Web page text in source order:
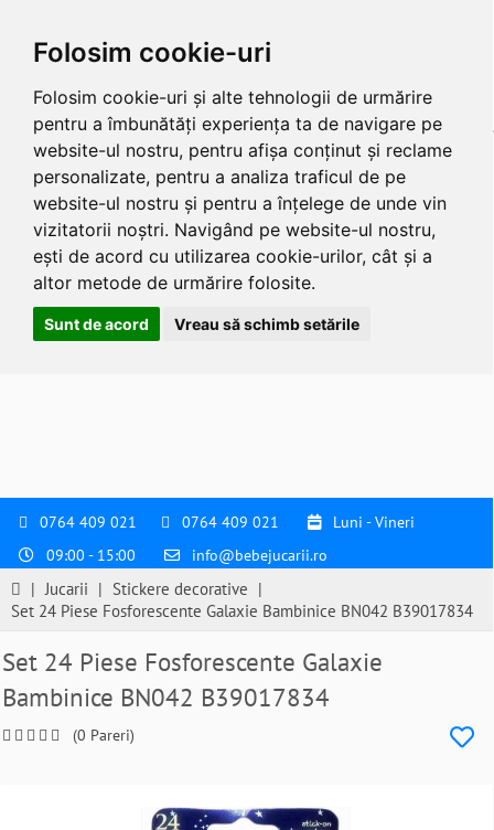
Folosim cookie-uri
Folosim cookie-uri și alte tehnologii de urmărire
pentru a îmbunătăți experiența ta de navigare pe
website-ul nostru, pentru afișa conținut și reclame
personalizate, pentru a analiza traficul de pe
website-ul nostru și pentru a înțelege de unde vin
vizitatorii noștri. Navigând pe website-ul nostru,
ești de acord cu utilizarea cookie-urilor, cât și a
altor metode de urmărire folosite.
Sunt de acord Vreau să schimb setările
0764 409 021 0764 409 021
Luni - Vineri
09:00 - 15:00
info@bebejucarii.ro
| Jucarii | Stickere decorative |
Set 24 Piese Fosforescente Galaxie Bambinice BN042 B39017834
Set 24 Piese Fosforescente Galaxie
Bambinice BN042 B39017834
(0 Pareri)